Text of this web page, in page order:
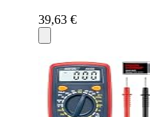
39,63 €